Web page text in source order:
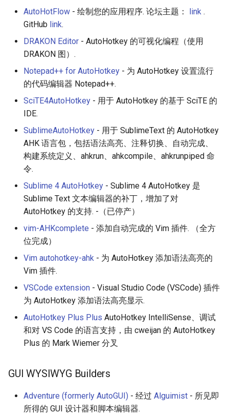
AutoHotFlow - 绘制您的应用程序. 论坛主题： link .
GitHub link.
DRAKON Editor - AutoHotkey 的可视化编程（使用
DRAKON 图）.
Notepad++ for AutoHotkey - 为 AutoHotkey 设置流行
的代码编辑器 Notepad++.
SciTE4AutoHotkey - 用于 AutoHotkey 的基于 SciTE 的
IDE.
SublimeAutoHotkey - 用于 SublimeText 的 AutoHotkey
AHK 语言包，包括语法高亮、注释切换、自动完成、
构建系统定义、ahkrun、ahkcompile、ahkrunpiped 命
令.
Sublime 4 AutoHotkey - Sublime 4 AutoHotkey 是
Sublime Text 文本编辑器的补丁，增加了对
AutoHotkey 的支持. -（已停产）
vim-AHKcomplete - 添加自动完成的 Vim 插件. （全方
位完成）
Vim autohotkey-ahk - 为 AutoHotkey 添加语法高亮的
Vim 插件.
VSCode extension - Visual Studio Code (VSCode) 插件
为 AutoHotkey 添加语法高亮显示.
AutoHotkey Plus Plus AutoHotkey IntelliSense、调试
和对 VS Code 的语言支持，由 cweijan 的 AutoHotkey
Plus 的 Mark Wiemer 分叉
GUI WYSIWYG Builders
Adventure (formerly AutoGUI) - 经过 Alguimist - 所见即
所得的 GUI 设计器和脚本编辑器.